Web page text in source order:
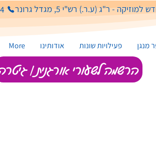
- ר"ג (ע.ר.) רש"י 5, מגדל גרונר
הרשמה לשעורי אורגנית |
מנגן פעילויות שונות אודותינו More